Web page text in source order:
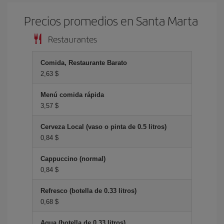
Precios promedios en Santa Marta
Restaurantes
Comida, Restaurante Barato
2,63 $
Menú comida rápida
3,57 $
Cerveza Local (vaso o pinta de 0.5 litros)
0,84 $
Cappuccino (normal)
0,84 $
Refresco (botella de 0.33 litros)
0,68 $